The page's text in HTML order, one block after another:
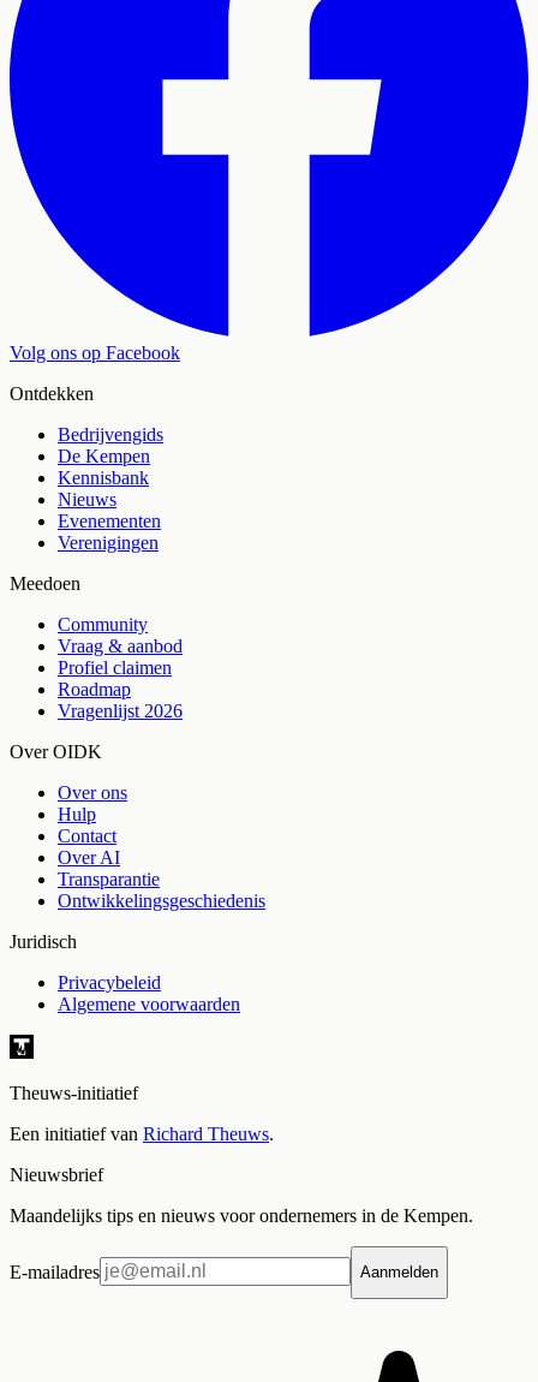
Volg ons op Facebook
Ontdekken
Bedrijvengids
De Kempen
Kennisbank
Nieuws
Evenementen
Verenigingen
Meedoen
Community
Vraag & aanbod
Profiel claimen
Roadmap
Vragenlijst 2026
Over OIDK
Over ons
Hulp
Contact
Over AI
Transparantie
Ontwikkelingsgeschiedenis
Juridisch
Privacybeleid
Algemene voorwaarden
Theuws-initiatief
Een initiatief van Richard Theuws.
Nieuwsbrief
Maandelijks tips en nieuws voor ondernemers in de Kempen.
E-mailadres Aanmelden